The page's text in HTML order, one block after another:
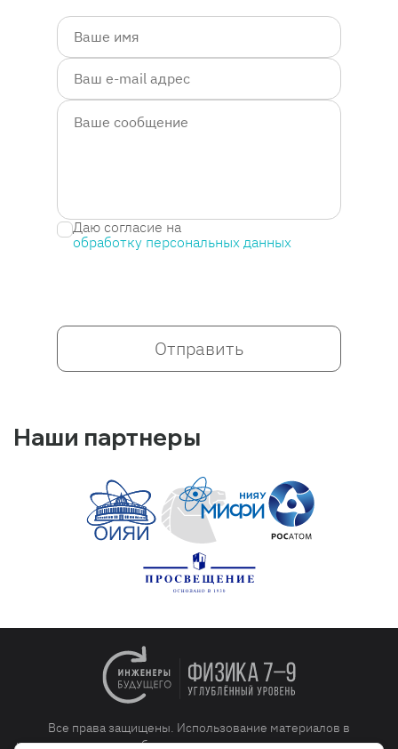
взрывах сверхновых звёзд.
Даю согласие на
обработку персональных данных
Отправить
Наши партнеры
Все права защищены. Использование материалов в
коммерческих целях без разрешения авторов не допускается.